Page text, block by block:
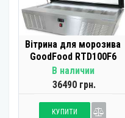
Вітрина для морозива
GoodFood RTD100F6
В наличии
36490 грн.
КУПИТИ